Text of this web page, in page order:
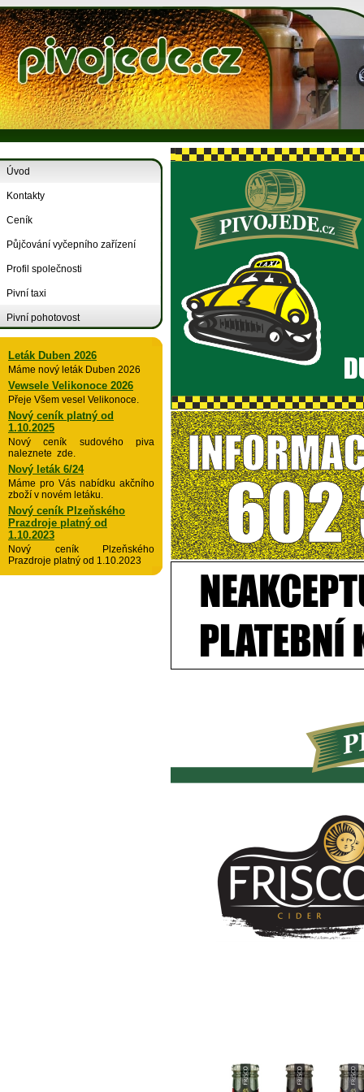
Úvod
Kontakty
Ceník
Půjčování vyčepního zařízení
Profil společnosti
Pivní taxi
Pivní pohotovost
Leták Duben 2026
Máme nový leták Duben 2026
Vewsele Velikonoce 2026
Přeje Všem vesel Velikonoce.
Nový ceník platný od
1.10.2025
Nový ceník sudového piva
naleznete zde.
Nový leták 6/24
Máme pro Vás nabídku akčního
zboží v novém letáku.
Nový ceník Plzeňského
Prazdroje platný od
1.10.2023
Nový ceník Plzeňského
Prazdroje platný od 1.10.2023